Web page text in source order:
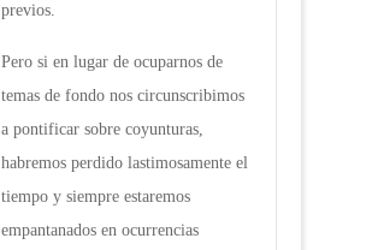
previos.
Pero si en lugar de ocuparnos de
temas de fondo nos circunscribimos
a pontificar sobre coyunturas,
habremos perdido lastimosamente el
tiempo y siempre estaremos
empantanados en ocurrencias